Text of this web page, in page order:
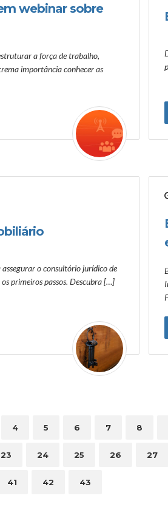
webinar sobre
a força de trabalho,
importância conhecer as
o consultório jurídico de
primeiros passos. Descubra […]
4 5 6 7 8
23 24 25 26 27
41 42 43